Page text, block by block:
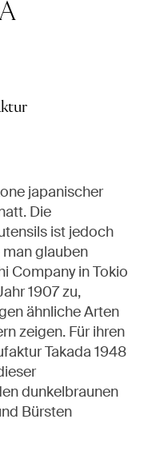
japanischer
Die
ist jedoch
glauben
Company in Tokio
1907 zu,
ähnliche Arten
zeigen. Für ihren
Takada 1948
dunkelbraunen
Bürsten